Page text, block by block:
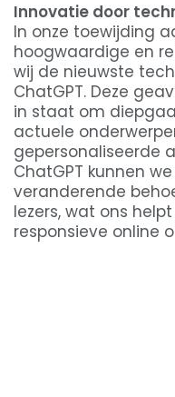
Innovatie door
In onze toewijding
hoogwaardige en
wij de nieuwste
ChatGPT. Deze
in staat om
actuele
gepersonaliseerde
ChatGPT kunnen
veranderende
lezers, wat ons
responsieve online